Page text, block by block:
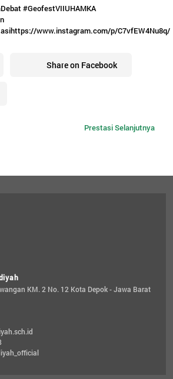
#GeofestVIIUHAMKA
https://www.instagram.com/p/C7vfEW4Nu8q/
Share on Facebook
Prestasi Selanjutnya
KM. 2 No. 12 Kota Depok - Jawa Barat